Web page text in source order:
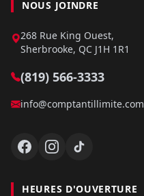
NOUS JOINDRE
268 Rue King Ouest,
Sherbrooke, QC J1H 1R1
(819) 566-3333
info@comptantillimite.com
HEURES D'OUVERTURE